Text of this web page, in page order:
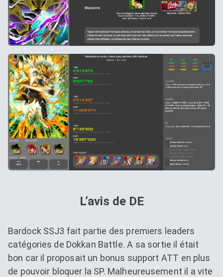
L’avis de DE
Bardock SSJ3 fait partie des premiers leaders
catégories de Dokkan Battle. A sa sortie il était
bon car il proposait un bonus support ATT en plus
de pouvoir bloquer la SP. Malheureusement il a vite